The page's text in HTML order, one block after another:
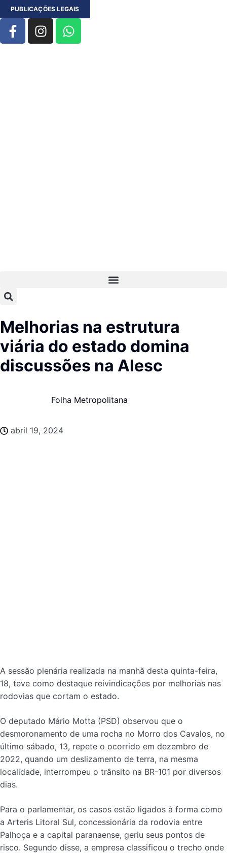
PUBLICAÇÕES LEGAIS
Melhorias na estrutura
viária do estado domina
discussões na Alesc
Folha Metropolitana
abril 19, 2024
A sessão plenária realizada na manhã desta quinta-feira,
18, teve como destaque reivindicações por melhorias nas
rodovias que cortam o estado.
O deputado Mário Motta (PSD) observou que o
desmoronamento de uma rocha no Morro dos Cavalos, no
último sábado, 13, repete o ocorrido em dezembro de
2022, quando um deslizamento de terra, na mesma
localidade, interrompeu o trânsito na BR-101 por diversos
dias.
Para o parlamentar, os casos estão ligados à forma como
a Arteris Litoral Sul, concessionária da rodovia entre
Palhoça e a capital paranaense, geriu seus pontos de
risco. Segundo disse, a empresa classificou o trecho onde